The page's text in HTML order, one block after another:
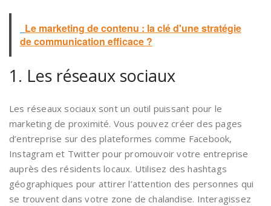
Le marketing de contenu : la clé d'une stratégie
de communication efficace ?
1. Les réseaux sociaux
Les réseaux sociaux sont un outil puissant pour le
marketing de proximité. Vous pouvez créer des pages
d’entreprise sur des plateformes comme Facebook,
Instagram et Twitter pour promouvoir votre entreprise
auprès des résidents locaux. Utilisez des hashtags
géographiques pour attirer l’attention des personnes qui
se trouvent dans votre zone de chalandise. Interagissez